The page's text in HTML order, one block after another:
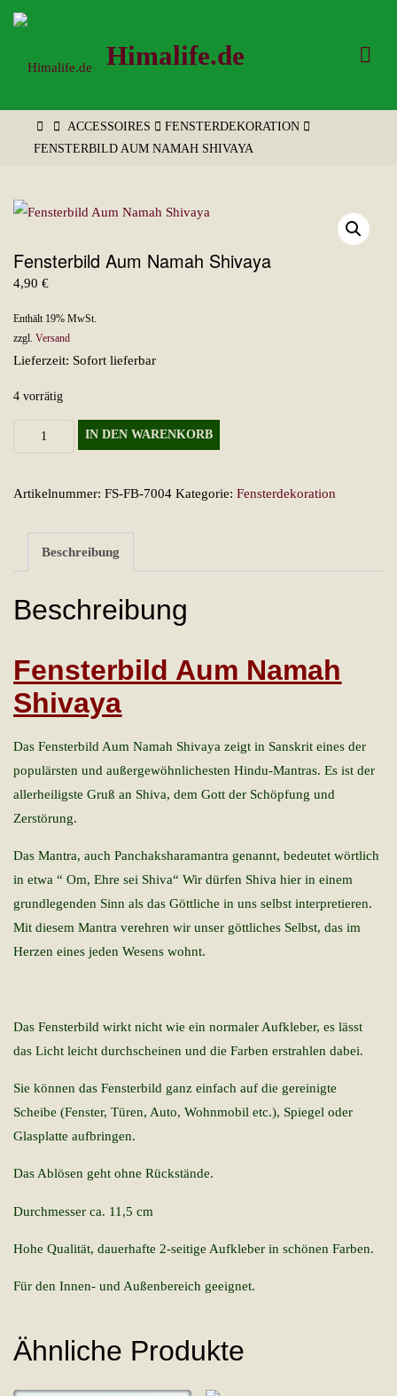
Zum
Himalife.de
START
ACCESSOIRES
FENSTERDEKORATION
FENSTERBILD AUM NAMAH SHIVAYA
Fensterbild Aum Namah Shivaya
4,90€
Enthält 19% MwSt.
zzgl.Versand
Lieferzeit: Sofort lieferbar
4 vorrätig
Fensterbild
Shivaya
IN DEN WARENKORB
Artikelnummer:FS-FB-7004 Kategorie:Fensterdekoration
Beschreibung
Beschreibung
Fensterbild Aum Namah
Shivaya
Das Fensterbild Aum Namah Shivaya zeigt in Sanskrit eines der
populärsten und außergewöhnlichesten Hindu-Mantras. Es ist der
allerheiligste Gruß an Shiva, dem Gott der Schöpfung und
Zerstörung.
Das Mantra, auch Panchaksharamantra genannt, bedeutet wörtlich
in etwa “ Om, Ehre sei Shiva“ Wir dürfen Shiva hier in einem
grundlegenden Sinn als das Göttliche in uns selbst interpretieren.
Mit diesem Mantra verehren wir unser göttliches Selbst, das im
Herzen eines jeden Wesens wohnt.
Das Fensterbild wirkt nicht wie ein normaler Aufkleber, es lässt
das Licht leicht durchscheinen und die Farben erstrahlen dabei.
Sie können das Fensterbild ganz einfach auf die gereinigte
Scheibe (Fenster, Türen, Auto, Wohnmobil etc.), Spiegel oder
Glasplatte aufbringen.
Das Ablösen geht ohne Rückstände.
Durchmesser ca. 11,5 cm
Hohe Qualität, dauerhafte 2-seitige Aufkleber in schönen Farben.
Für den Innen- und Außenbereich geeignet.
Ähnliche Produkte